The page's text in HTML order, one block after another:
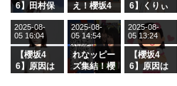
6】田村保
ージを脱い
でいた理由
え！櫻坂4
グル『Mak
e or Brea
k』オフィ
シャルグッ
ズ絶賛販売
6】くりぃ
の2人を手
玉に取る大
沼晶保【く
りぃむナン
タラ】
【櫻坂4
6】原因は
2025-08-
05 16:04
れなッピー
ズ集結！櫻
2025-08-
05 14:54
【櫻坂4
6】原因は
2025-08-
05 13:24